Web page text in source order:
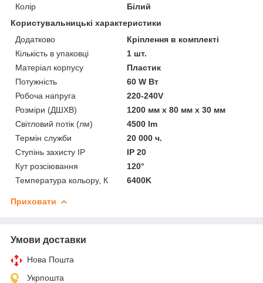
Колір
Білий
Користувальницькі характеристики
Додатково
Кріплення в комплекті
Кількість в упаковці
1 шт.
Матеріал корпусу
Пластик
Потужність
60 W Вт
Робоча напруга
220-240V
Розміри (ДШХВ)
1200 мм х 80 мм х 30 мм
Світловий потік (лм)
4500 lm
Термін служби
20 000 ч.
Ступінь захисту IP
IP 20
Кут розсіювання
120°
Температура кольору, К
6400K
Приховати
Умови доставки
Нова Пошта
Укрпошта